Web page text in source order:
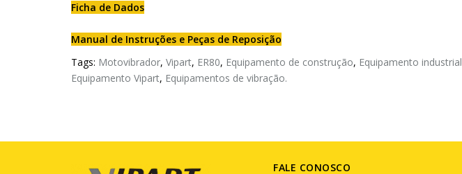
Ficha de Dados
Manual de Instruções e Peças de Reposição
Tags: Motovibrador, Vipart, ER80, Equipamento de construção, Equipamento industrial
Equipamento Vipart, Equipamentos de vibração.
FALE CONOSCO